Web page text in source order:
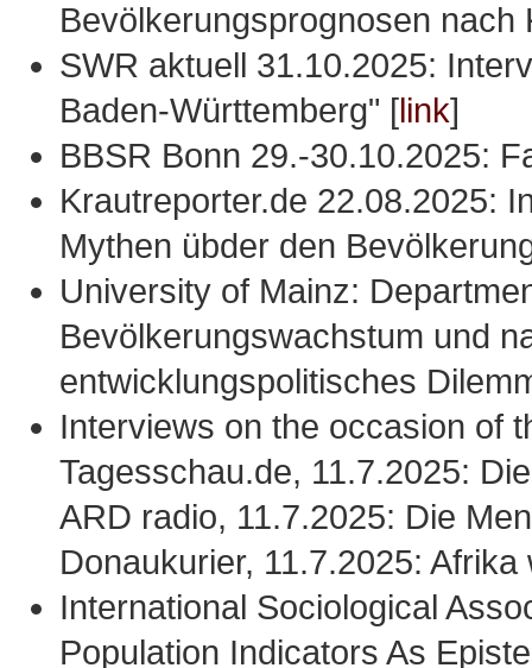
Bevölkerungsprognosen nach
SWR aktuell 31.10.2025:
Baden-Württemberg" [link]
BBSR Bonn 29.-30.10.2025:
Krautreporter.de 22.08.2025:
Mythen übder den
University of Mainz:
Bevölkerungswachstum und
entwicklungspolitisches
Interviews on the occasion of
Tagesschau.de, 11.7.2025:
ARD radio, 11.7.2025: Die
Donaukurier, 11.7.2025:
International Sociological
Population Indicators As